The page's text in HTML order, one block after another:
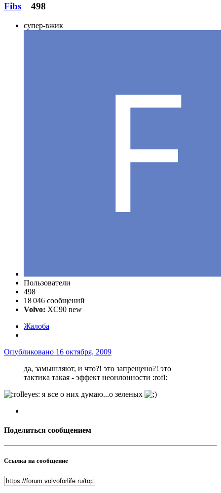
Fibs 498
супер-вжик
Пользователи
498
18 046 сообщений
Volvo: XC90 new
Жалоба
Опубликовано 16 октября, 2009
да, замышляют, и что?! это запрещено?! это
тактика такая - эффект неонлонности :rofl:
я все о них думаю...о зеленых
Поделиться сообщением
Ссылка на сообщение